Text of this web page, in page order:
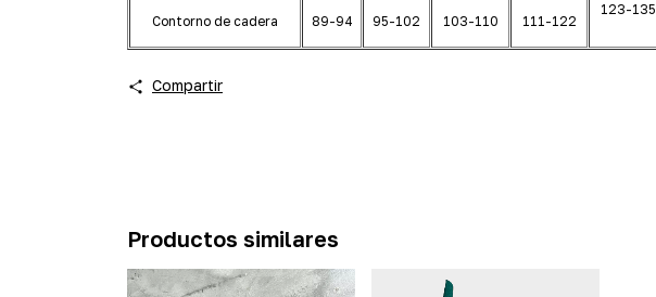
Contorno de cadera 89-94 95-102 103-110 111-122
123-135
Compartir
Productos similares